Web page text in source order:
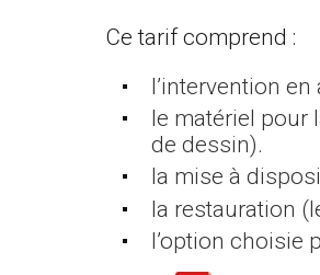
Ce tarif comprend :
l’intervention
le matériel pour
de dessin).
la mise à
la restauration
l’option choisie